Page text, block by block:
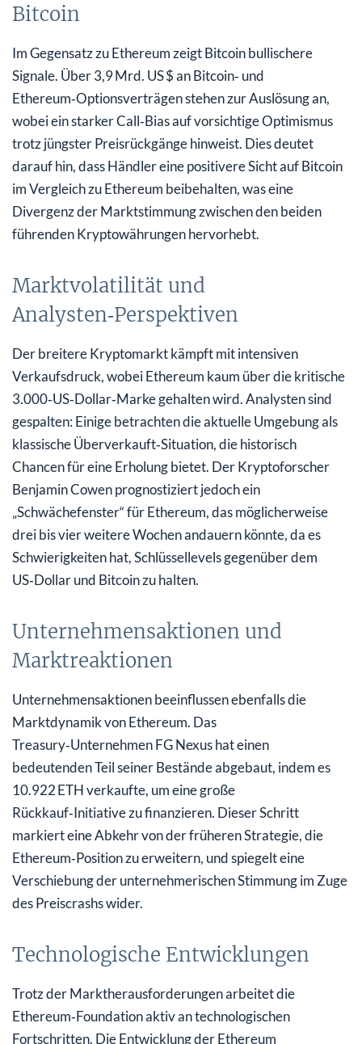
Bitcoin
Im Gegensatz zu Ethereum zeigt Bitcoin bullischere
Signale. Über 3,9 Mrd. US $ an Bitcoin‑ und
Ethereum‑Optionsverträgen stehen zur Auslösung an,
wobei ein starker Call‑Bias auf vorsichtige Optimismus
trotz jüngster Preisrückgänge hinweist. Dies deutet
darauf hin, dass Händler eine positivere Sicht auf Bitcoin
im Vergleich zu Ethereum beibehalten, was eine
Divergenz der Marktstimmung zwischen den beiden
führenden Kryptowährungen hervorhebt.
Marktvolatilität und
Analysten‑Perspektiven
Der breitere Kryptomarkt kämpft mit intensiven
Verkaufsdruck, wobei Ethereum kaum über die kritische
3.000‑US‑Dollar‑Marke gehalten wird. Analysten sind
gespalten: Einige betrachten die aktuelle Umgebung als
klassische Überverkauft‑Situation, die historisch
Chancen für eine Erholung bietet. Der Kryptoforscher
Benjamin Cowen prognostiziert jedoch ein
„Schwächefenster“ für Ethereum, das möglicherweise
drei bis vier weitere Wochen andauern könnte, da es
Schwierigkeiten hat, Schlüssel­levels gegenüber dem
US‑Dollar und Bitcoin zu halten.
Unternehmens­aktionen und
Marktreaktionen
Unternehmens­aktionen beeinflussen ebenfalls die
Marktdynamik von Ethereum. Das
Treasury‑Unternehmen FG Nexus hat einen
bedeutenden Teil seiner Bestände abgebaut, indem es
10.922 ETH verkaufte, um eine große
Rückkauf‑Initiative zu finanzieren. Dieser Schritt
markiert eine Abkehr von der früheren Strategie, die
Ethereum‑Position zu erweitern, und spiegelt eine
Verschiebung der unternehmerischen Stimmung im Zuge
des Preiscrashs wider.
Technologische Entwicklungen
Trotz der Markt­herausforderungen arbeitet die
Ethereum‑Foundation aktiv an technologischen
Fortschritten. Die Entwicklung der Ethereum